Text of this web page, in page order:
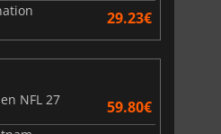
29.23€
NFL 27
59.80€